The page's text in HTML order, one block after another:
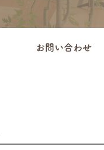
お問い合わせ